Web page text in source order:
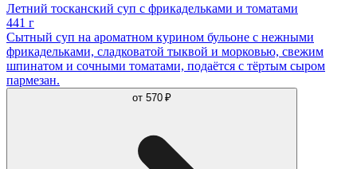
Летний тосканский суп с фрикадельками и томатами
441 г
Сытный суп на ароматном курином бульоне с нежными
фрикадельками, сладковатой тыквой и морковью, свежим
шпинатом и сочными томатами, подаётся с тёртым сыром
пармезан.
от 570 ₽